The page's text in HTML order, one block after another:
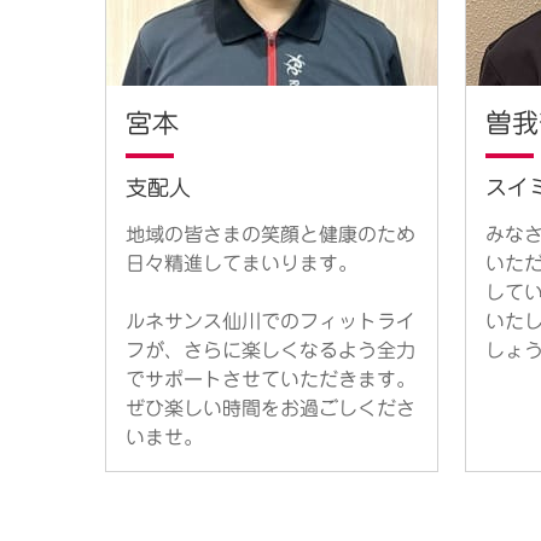
宮本
支配人
地域の皆さまの笑顔と健康のため
日々精進してまいります。
ルネサンス仙川でのフィットライ
フが、さらに楽しくなるよう全力
でサポートさせていただきます。
ぜひ楽しい時間をお過ごしくださ
いませ。
曽
スイ
みな
いた
して
いた
しょ